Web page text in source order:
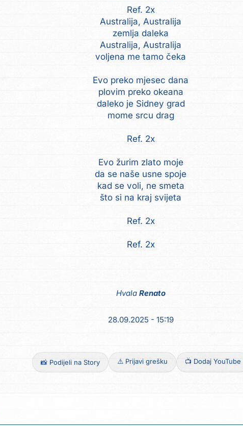
Ref. 2x
Australija, Australija
zemlja daleka
Australija, Australija
voljena me tamo čeka
Evo preko mjesec dana
plovim preko okeana
daleko je Sidney grad
mome srcu drag
Ref. 2x
Evo žurim zlato moje
da se naše usne spoje
kad se voli, ne smeta
što si na kraj svijeta
Ref. 2x
Ref. 2x
Hvala Renato
28.09.2025 - 15:19
📸 Podijeli na Story ⚠️ Prijavi grešku 📺 Dodaj YouTube